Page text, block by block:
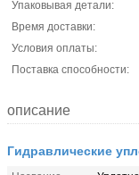
Упаковывая детали:
Время доставки:
Условия оплаты:
Поставка способности:
описание
Гидравлические